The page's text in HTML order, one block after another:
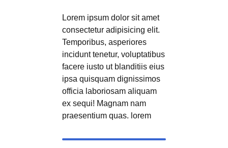
Lorem ipsum dolor sit amet
consectetur adipisicing elit.
Temporibus, asperiores
incidunt tenetur, voluptatibus
facere iusto ut blanditiis eius
ipsa quisquam dignissimos
officia laboriosam aliquam
ex sequi! Magnam nam
praesentium quas. lorem